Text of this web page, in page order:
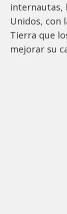
internautas,
Unidos, con
Tierra que
mejorar su